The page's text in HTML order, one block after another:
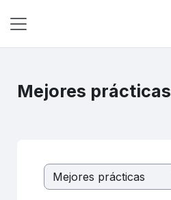
Mejores prácticas
Categorías